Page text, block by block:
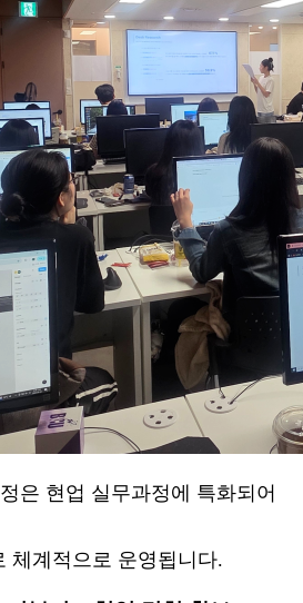
은 현업 실무과정에 특화되어
체계적으로 운영됩니다.